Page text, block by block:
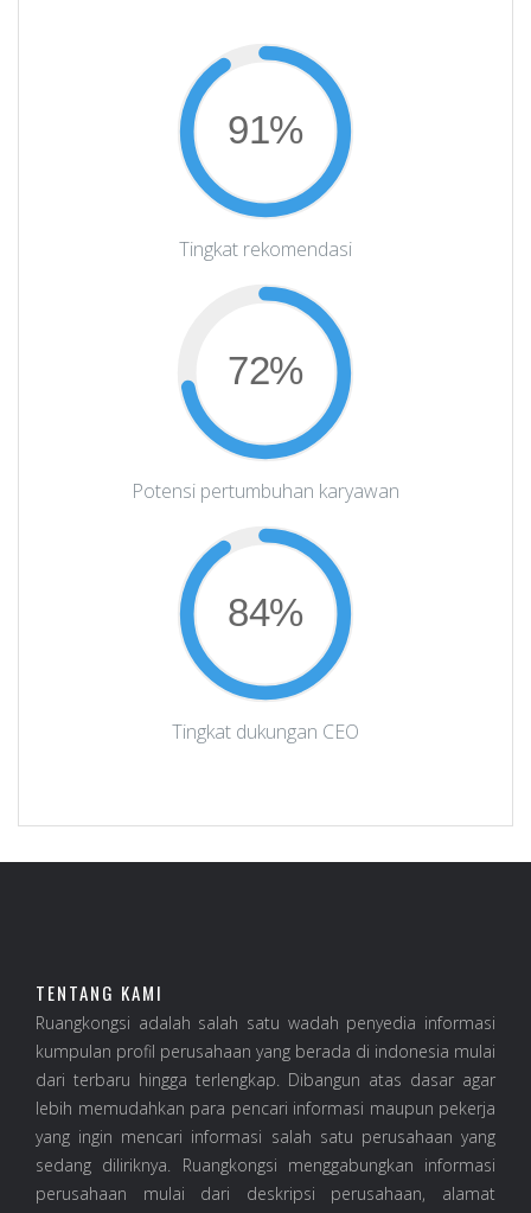
91%
Tingkat rekomendasi
72%
Potensi pertumbuhan karyawan
84%
Tingkat dukungan CEO
TENTANG KAMI
Ruangkongsi adalah salah satu wadah penyedia informasi
kumpulan profil perusahaan yang berada di indonesia mulai
dari terbaru hingga terlengkap. Dibangun atas dasar agar
lebih memudahkan para pencari informasi maupun pekerja
yang ingin mencari informasi salah satu perusahaan yang
sedang diliriknya. Ruangkongsi menggabungkan informasi
perusahaan mulai dari deskripsi perusahaan, alamat